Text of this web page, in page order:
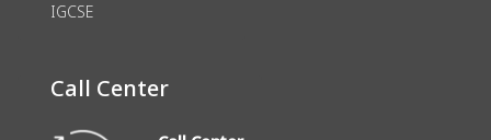
IGCSE
Call Center